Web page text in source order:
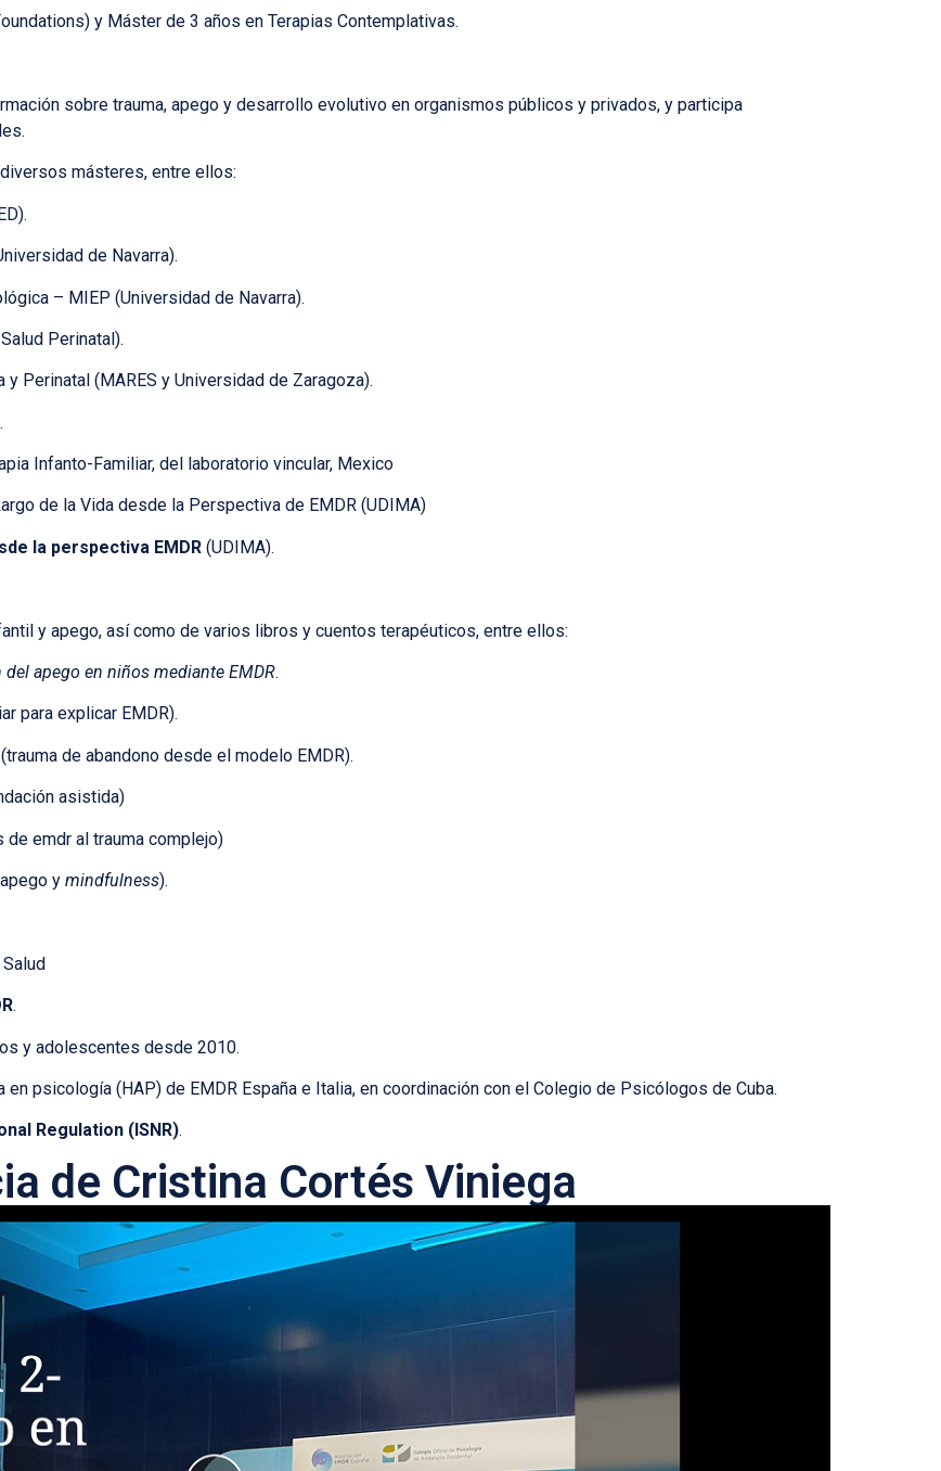
y Máster de 3 años en Terapias Contemplativas.
sobre trauma, apego y desarrollo evolutivo en organismos públicos y privados, y participa
másteres, entre ellos:
de Navarra).
– MIEP (Universidad de Navarra).
Perinatal).
Perinatal (MARES y Universidad de Zaragoza).
Infanto-Familiar, del laboratorio vincular, Mexico
de la Vida desde la Perspectiva de EMDR (UDIMA)
la perspectiva EMDR (UDIMA).
y apego, así como de varios libros y cuentos terapéuticos, entre ellos:
apego en niños mediante EMDR.
para explicar EMDR).
de abandono desde el modelo EMDR).
asistida)
de emdr al trauma complejo)
y mindfulness).
.
y adolescentes desde 2010.
psicología (HAP) de EMDR España e Italia, en coordinación con el Colegio de Psicólogos de Cuba.
Regulation (ISNR).
de Cristina Cortés Viniega